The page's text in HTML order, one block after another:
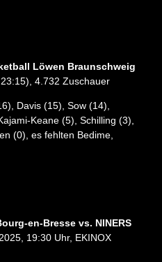
Löwen Braunschweig
4.732 Zuschauer
Davis (15), Sow (14),
Keane (5), Schilling (3),
(0), es fehlten Bedime,
en-Bresse vs. NINERS
19:30 Uhr, EKINOX